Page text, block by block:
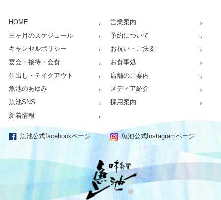
HOME
営業案内
三ヶ月のスケジュール
予約について
キャンセルポリシー
お祝い・ご法要
宴会・接待・会食
お食事処
仕出し・テイクアウト
店舗のご案内
魚池のあゆみ
メディア紹介
魚池SNS
採用案内
新着情報
魚池公式facebookページ 魚池公式Instagramページ
仕出し、お